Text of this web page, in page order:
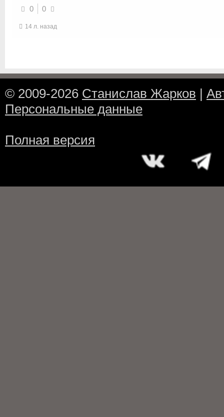
0 0
14 л. назад
© 2009-2026 Станислав Жарков |
Персональные данные
Полная версия